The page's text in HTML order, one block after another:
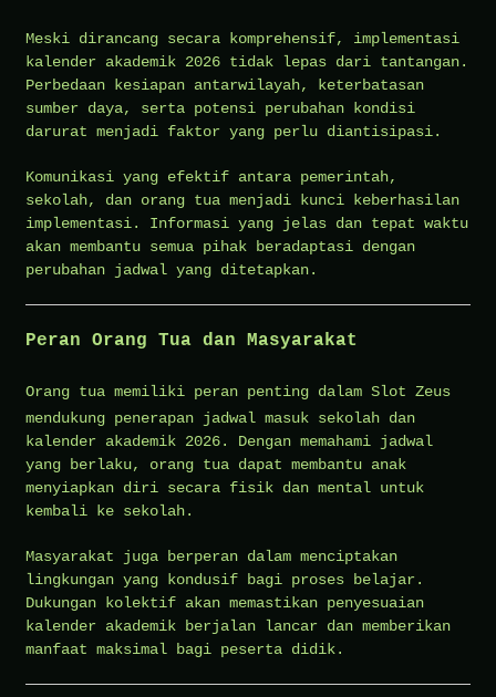
Meski dirancang secara komprehensif, implementasi
kalender akademik 2026 tidak lepas dari tantangan.
Perbedaan kesiapan antarwilayah, keterbatasan
sumber daya, serta potensi perubahan kondisi
darurat menjadi faktor yang perlu diantisipasi.
Komunikasi yang efektif antara pemerintah,
sekolah, dan orang tua menjadi kunci keberhasilan
implementasi. Informasi yang jelas dan tepat waktu
akan membantu semua pihak beradaptasi dengan
perubahan jadwal yang ditetapkan.
Peran Orang Tua dan Masyarakat
Orang tua memiliki peran penting dalam Slot Zeus
mendukung penerapan jadwal masuk sekolah dan
kalender akademik 2026. Dengan memahami jadwal
yang berlaku, orang tua dapat membantu anak
menyiapkan diri secara fisik dan mental untuk
kembali ke sekolah.
Masyarakat juga berperan dalam menciptakan
lingkungan yang kondusif bagi proses belajar.
Dukungan kolektif akan memastikan penyesuaian
kalender akademik berjalan lancar dan memberikan
manfaat maksimal bagi peserta didik.